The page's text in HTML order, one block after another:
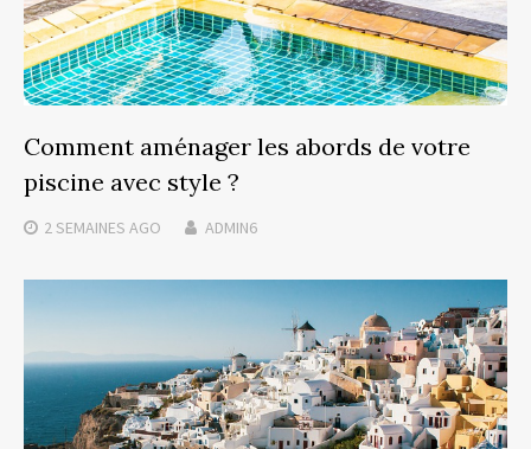
Comment aménager les abords de votre
piscine avec style ?
2 SEMAINES AGO ADMIN6